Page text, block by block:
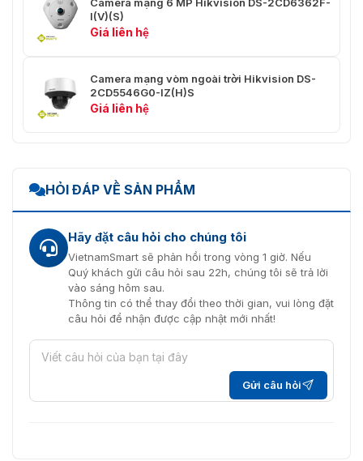
Tỷ lệ
khung
2560×2560, 25 khung hình/giây)+1×mắt
704×576, 12,5 khung hình/giây)
704×576, 15 khung hình/giây)
Giảm
Cài đặt
Độ bão hòa, Độ sáng, Độ tương phản, Màu sắc,
AGC, Cân bằng trắng
Dải
động
WDR kỹ thuật số
Chuyển
ngày/
đêm
Tự động/Lịch trình/Báo thức kích hoạt
ROI Tối đa 4 khu vực cố định trong mỗi luồng
Camera mạng 6 MP Hikvision DS-2CD6362F-
I(V)(S)
Giá liên hệ
Camera mạng vòm ngoài trời Hikvision DS-
2CD5546G0-IZ(H)S
Giá liên hệ
HỎI ĐÁP VỀ SẢN PHẨM
Hãy đặt câu hỏi cho chúng tôi
VietnamSmart sẽ phản hồi trong vòng 1 giờ. Nếu
Quý khách gửi câu hỏi sau 22h, chúng tôi sẽ trả lời
vào sáng hôm sau.
Thông tin có thể thay đổi theo thời gian, vui lòng đặt
câu hỏi để nhận được cập nhật mới nhất!
Gửi câu hỏi